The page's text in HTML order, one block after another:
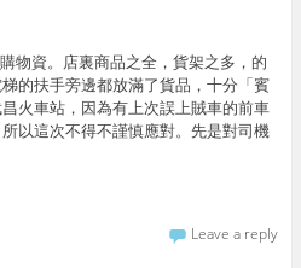
物資。店裏商品之全，貨架之多，的
的扶手旁邊都放滿了貨品，十分「賓
火車站，因為有上次誤上賊車的前車
以這次不得不謹慎應對。先是對司機
Leave a reply